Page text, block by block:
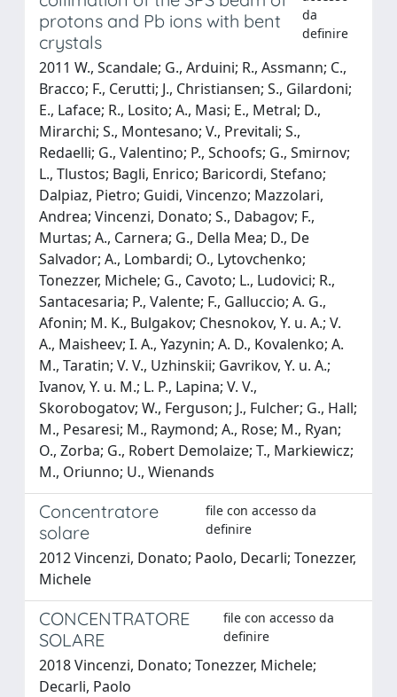
protons and Pb ions with bent
crystals
da
definire
2011 W., Scandale; G., Arduini; R., Assmann; C.,
Bracco; F., Cerutti; J., Christiansen; S., Gilardoni;
E., Laface; R., Losito; A., Masi; E., Metral; D.,
Mirarchi; S., Montesano; V., Previtali; S.,
Redaelli; G., Valentino; P., Schoofs; G., Smirnov;
L., Tlustos; Bagli, Enrico; Baricordi, Stefano;
Dalpiaz, Pietro; Guidi, Vincenzo; Mazzolari,
Andrea; Vincenzi, Donato; S., Dabagov; F.,
Murtas; A., Carnera; G., Della Mea; D., De
Salvador; A., Lombardi; O., Lytovchenko;
Tonezzer, Michele; G., Cavoto; L., Ludovici; R.,
Santacesaria; P., Valente; F., Galluccio; A. G.,
Afonin; M. K., Bulgakov; Chesnokov, Y. u. A.; V.
A., Maisheev; I. A., Yazynin; A. D., Kovalenko; A.
M., Taratin; V. V., Uzhinskii; Gavrikov, Y. u. A.;
Ivanov, Y. u. M.; L. P., Lapina; V. V.,
Skorobogatov; W., Ferguson; J., Fulcher; G., Hall;
M., Pesaresi; M., Raymond; A., Rose; M., Ryan;
O., Zorba; G., Robert Demolaize; T., Markiewicz;
M., Oriunno; U., Wienands
Concentratore
solare
file con accesso da
definire
2012 Vincenzi, Donato; Paolo, Decarli; Tonezzer,
Michele
CONCENTRATORE
SOLARE
file con accesso da
definire
2018 Vincenzi, Donato; Tonezzer, Michele;
Decarli, Paolo